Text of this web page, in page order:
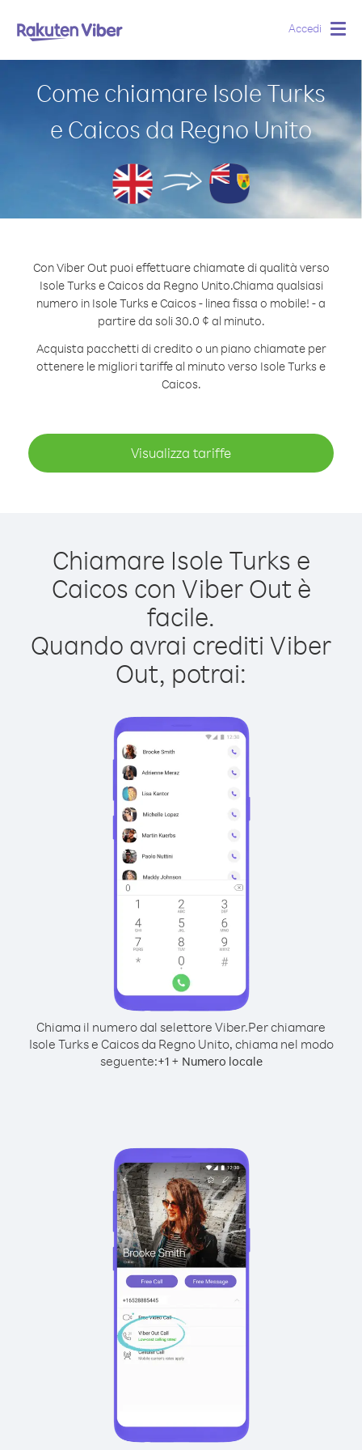
Accedi
Come chiamare Isole Turks
e Caicos da Regno Unito
Con Viber Out puoi effettuare chiamate di qualità verso
Isole Turks e Caicos da Regno Unito.Chiama qualsiasi
numero in Isole Turks e Caicos - linea fissa o mobile! - a
partire da soli 30.0 ¢ al minuto.
Acquista pacchetti di credito o un piano chiamate per
ottenere le migliori tariffe al minuto verso Isole Turks e
Caicos.
Visualizza tariffe
Chiamare Isole Turks e
Caicos con Viber Out è
facile.
Quando avrai crediti Viber
Out, potrai:
Chiama il numero dal selettore Viber.Per chiamare
Isole Turks e Caicos da Regno Unito, chiama nel modo
seguente:+1+ Numero locale